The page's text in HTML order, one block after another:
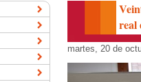
real
martes, 20 de